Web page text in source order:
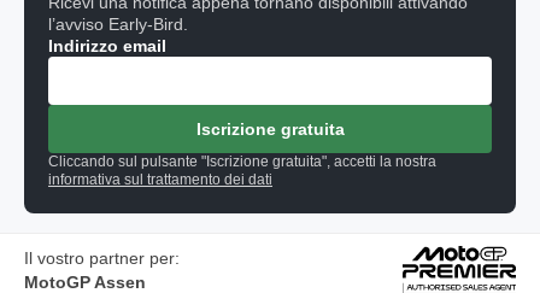
l’avviso Early-Bird.
Indirizzo email
Iscrizione gratuita
Cliccando sul pulsante "Iscrizione gratuita", accetti la nostra
informativa sul trattamento dei dati
Il vostro partner per:
MotoGP Assen